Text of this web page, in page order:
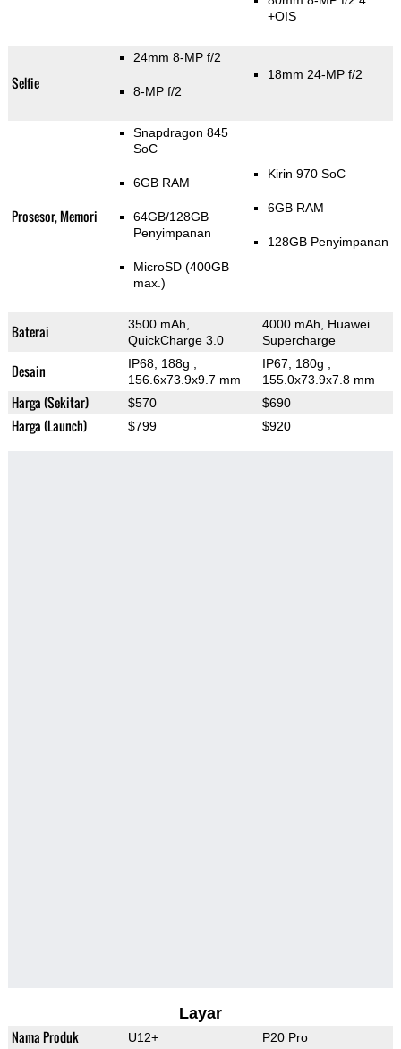
+OIS
Selfie
24mm 8-MP f/2
8-MP f/2
18mm 24-MP f/2
Prosesor, Memori
Snapdragon 845
SoC
6GB RAM
64GB/128GB
Penyimpanan
MicroSD (400GB
max.)
Kirin 970 SoC
6GB RAM
128GB Penyimpanan
Baterai
3500 mAh,
QuickCharge 3.0
4000 mAh, Huawei
Supercharge
Desain IP68, 188g
156.6x73.9x9.7 mm
IP67, 180g
155.0x73.9x7.8 mm
Harga (Sekitar) $570 $690
Harga (Launch) $799 $920
Layar
Nama Produk U12+ P20 Pro